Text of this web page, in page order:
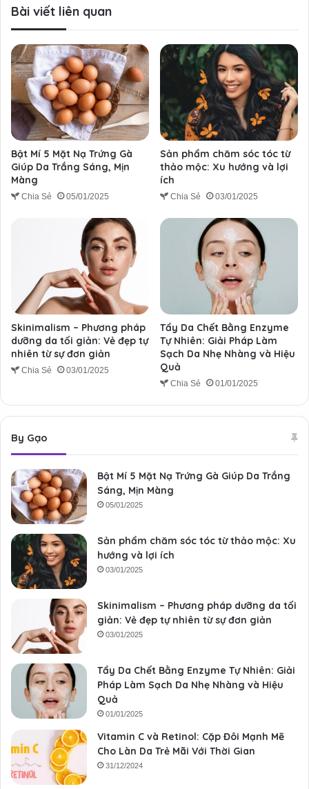
Bài viết liên quan
Bật Mí 5 Mặt Nạ Trứng Gà
Giúp Da Trắng Sáng, Mịn
Màng
Chia Sẻ 05/01/2025
Sản phẩm chăm sóc tóc từ
thảo mộc: Xu hướng và lợi
ích
Chia Sẻ 03/01/2025
Skinimalism – Phương pháp
dưỡng da tối giản: Vẻ đẹp tự
nhiên từ sự đơn giản
Chia Sẻ 03/01/2025
Tẩy Da Chết Bằng Enzyme
Tự Nhiên: Giải Pháp Làm
Sạch Da Nhẹ Nhàng và Hiệu
Quả
Chia Sẻ 01/01/2025
By Gạo
Bật Mí 5 Mặt Nạ Trứng Gà Giúp Da Trắng
Sáng, Mịn Màng
05/01/2025
Sản phẩm chăm sóc tóc từ thảo mộc: Xu
hướng và lợi ích
03/01/2025
Skinimalism – Phương pháp dưỡng da tối
giản: Vẻ đẹp tự nhiên từ sự đơn giản
03/01/2025
Tẩy Da Chết Bằng Enzyme Tự Nhiên: Giải
Pháp Làm Sạch Da Nhẹ Nhàng và Hiệu
Quả
01/01/2025
Vitamin C và Retinol: Cặp Đôi Mạnh Mẽ
Cho Làn Da Trẻ Mãi Với Thời Gian
31/12/2024